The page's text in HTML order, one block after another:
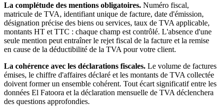
La complétude des mentions obligatoires. Numéro fiscal,
matricule de TVA, identifiant unique de facture, date d'émission,
désignation précise des biens ou services, taux de TVA applicable,
montants HT et TTC : chaque champ est contrôlé. L'absence d'une
seule mention peut entraîner le rejet fiscal de la facture et la remise
en cause de la déductibilité de la TVA pour votre client.
La cohérence avec les déclarations fiscales. Le volume de factures
émises, le chiffre d'affaires déclaré et les montants de TVA collectée
doivent former un ensemble cohérent. Tout écart significatif entre les
données El Fatoora et la déclaration mensuelle de TVA déclenchera
des questions approfondies.